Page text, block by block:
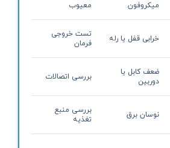
میکروفون
معیوب
خرابی قفل یا رله
تست خروجی
فرمان
ضعف کابل یا
دوربین
بررسی اتصالات
نوسان برق
بررسی منبع
تغذیه